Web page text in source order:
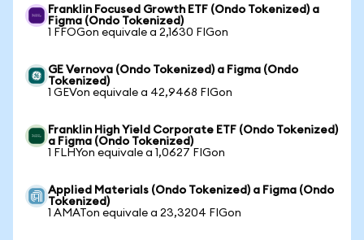
Franklin Focused Growth ETF (Ondo Tokenized) a
Figma (Ondo Tokenized)
1 FFOGon equivale a 2,1630 FIGon
GE Vernova (Ondo Tokenized) a Figma (Ondo
Tokenized)
1 GEVon equivale a 42,9468 FIGon
Franklin High Yield Corporate ETF (Ondo Tokenized)
a Figma (Ondo Tokenized)
1 FLHYon equivale a 1,0627 FIGon
Applied Materials (Ondo Tokenized) a Figma (Ondo
Tokenized)
1 AMATon equivale a 23,3204 FIGon